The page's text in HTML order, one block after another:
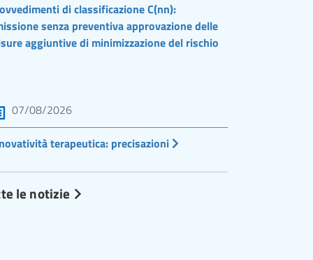
di classificazione C(nn):
senza preventiva approvazione delle
aggiuntive di minimizzazione del rischio
07/08/2026
terapeutica: precisazioni
le notizie